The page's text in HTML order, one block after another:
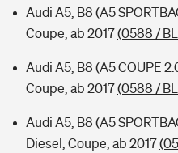
Audi A5, B8 (A5
Coupe, ab 2017(0588 /
Audi A5, B8 (A5 COUPE
Coupe, ab 2017(0588 /
Audi A5, B8 (A5
Diesel, Coupe, ab 2017